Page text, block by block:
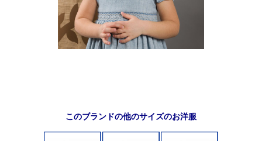
このブランドの他のサイズのお洋服